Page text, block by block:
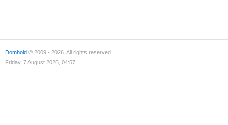
Domhold © 2009 - 2026. All rights reserved.
Friday, 7 August 2026, 04:57